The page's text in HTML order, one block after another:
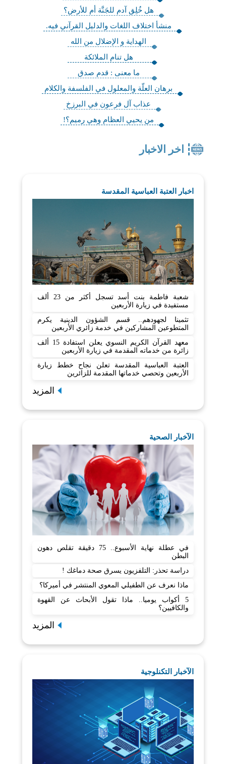
هل خُلِق آدم للجَنَّة أم للأرض؟
منشأ اختلاف اللغات‏ والدليل القرآني فيه.
الهداية و الإضلال من الله
هل تنام الملائكة
ما معنى : قدم صدق
برهان العلّة والمعلول في الفلسفة والكلام‏
عذاب آل فرعون في البرزخ
من يحيي العظام وهي رميم؟!
اخر الاخبار
اخبار العتبة العباسية المقدسة
شعبة فاطمة بنت أسد تسجل أكثر من 23 ألف
مستفيدة في زيارة الأربعين
تثمينا لجهودهم.. قسم الشؤون الدينية يكرم
المتطوعين المشاركين في خدمة زائري الأربعين
معهد القرآن الكريم النسوي يعلن استفادة 15 ألف
زائرة من خدماته المقدمة في زيارة الأربعين
العتبة العباسية المقدسة تعلن نجاح خطط زيارة
الأربعين وتحصي خدماتها المقدمة للزائرين
المزيد
الآخبار الصحية
في عطلة نهاية الأسبوع.. 75 دقيقة تقلص دهون
البطن
دراسة تحذر: التلفزيون يسرق صحة دماغك !
ماذا نعرف عن الطفيلي المعوي المنتشر في أميركا؟
5 أكواب يوميا.. ماذا تقول الأبحاث عن القهوة
والكافيين؟
المزيد
الآخبار التكنلوجية